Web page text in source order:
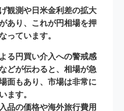
観測や日米金利差の拡大
あり、これが円相場を押
っています。
る円買い介入への警戒感
どが伝わると、相場が急
面もあり、市場は非常に
ます。
品の価格や海外旅行費用